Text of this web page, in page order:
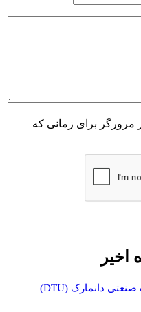
مرورگر برای زمانی که
اخیر